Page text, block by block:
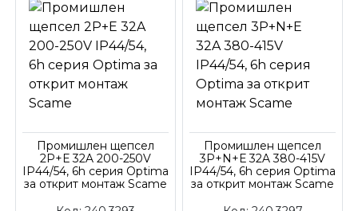
Име
Код на артикул
Код на артикул
Промишлен щепсел
2P+Е 32A 200-250V
IP44/54, 6h серия Optima
за открит монтаж Scame
Промишлен щепсел
3P+N+Е 32A 380-415V
IP44/54, 6h серия Optima
за открит монтаж Scame